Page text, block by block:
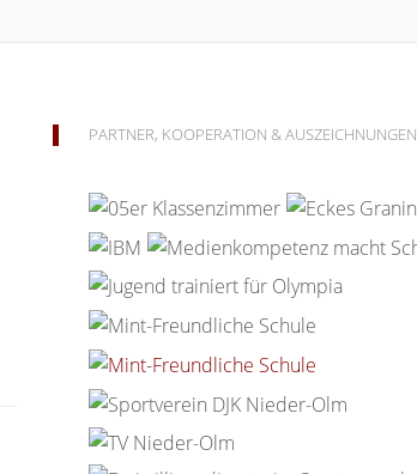
PARTNER, KOOPERATION & AUSZEICHNUNGEN